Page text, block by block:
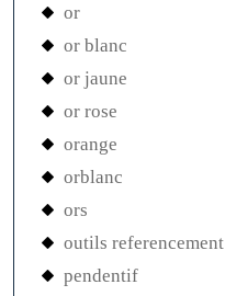
or
or blanc
or jaune
or rose
orange
orblanc
ors
outils referencement
pendentif